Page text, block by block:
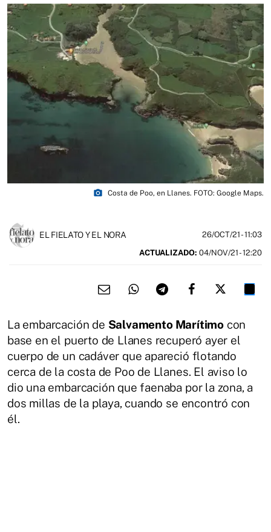
photo_camera Costa de Poo, en Llanes. FOTO: Google Maps.
EL FIELATO Y EL NORA 26/OCT/21- 11:03
ACTUALIZADO: 04/NOV/21 - 12:20
La embarcación de Salvamento Marítimocon
base en el puerto de Llanes recuperó ayer el
cuerpo de un cadáver que apareció flotando
cerca de la costa de Poo de Llanes. El aviso lo
dio una embarcación que faenaba por la zona, a
dos millas de la playa, cuando se encontró con
él.